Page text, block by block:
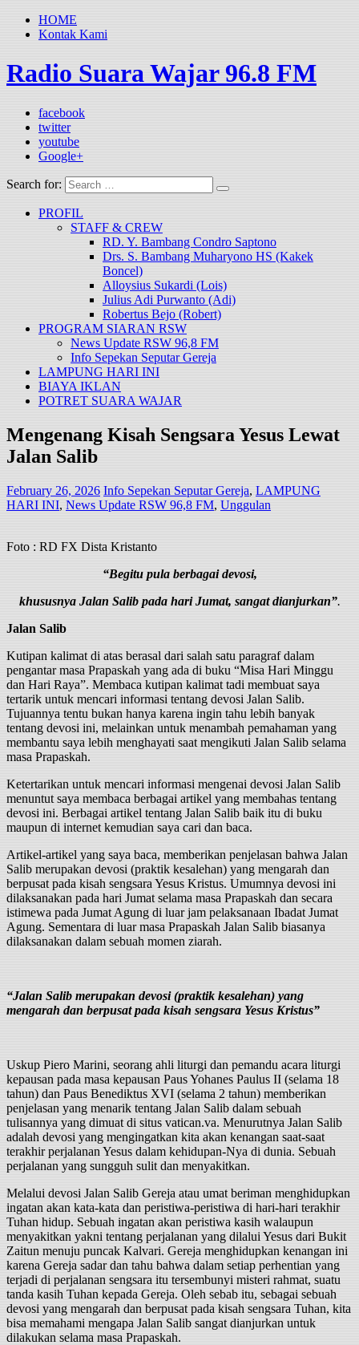
HOME
Kontak Kami
Radio Suara Wajar 96.8 FM
facebook
twitter
youtube
Google+
Search for:
PROFIL
STAFF & CREW
RD. Y. Bambang Condro Saptono
Drs. S. Bambang Muharyono HS (Kakek
Boncel)
Alloysius Sukardi (Lois)
Julius Adi Purwanto (Adi)
Robertus Bejo (Robert)
PROGRAM SIARAN RSW
News Update RSW 96,8 FM
Info Sepekan Seputar Gereja
LAMPUNG HARI INI
BIAYA IKLAN
POTRET SUARA WAJAR
Mengenang Kisah Sengsara Yesus Lewat
Jalan Salib
February 26, 2026 Info Sepekan Seputar Gereja, LAMPUNG
HARI INI, News Update RSW 96,8 FM, Unggulan
Foto : RD FX Dista Kristanto
“Begitu pula berbagai devosi,
khususnya Jalan Salib pada hari Jumat, sangat dianjurkan”.
Jalan Salib
Kutipan kalimat di atas berasal dari salah satu paragraf dalam
pengantar masa Prapaskah yang ada di buku “Misa Hari Minggu
dan Hari Raya”. Membaca kutipan kalimat tadi membuat saya
tertarik untuk mencari informasi tentang devosi Jalan Salib.
Tujuannya tentu bukan hanya karena ingin tahu lebih banyak
tentang devosi ini, melainkan untuk menambah pemahaman yang
membantu saya lebih menghayati saat mengikuti Jalan Salib selama
masa Prapaskah.
Ketertarikan untuk mencari informasi mengenai devosi Jalan Salib
menuntut saya membaca berbagai artikel yang membahas tentang
devosi ini. Berbagai artikel tentang Jalan Salib baik itu di buku
maupun di internet kemudian saya cari dan baca.
Artikel-artikel yang saya baca, memberikan penjelasan bahwa Jalan
Salib merupakan devosi (praktik kesalehan) yang mengarah dan
berpusat pada kisah sengsara Yesus Kristus. Umumnya devosi ini
dilaksanakan pada hari Jumat selama masa Prapaskah dan secara
istimewa pada Jumat Agung di luar jam pelaksanaan Ibadat Jumat
Agung. Sementara di luar masa Prapaskah Jalan Salib biasanya
dilaksanakan dalam sebuah momen ziarah.
“Jalan Salib merupakan devosi (praktik kesalehan) yang
mengarah dan berpusat pada kisah sengsara Yesus Kristus”
Uskup Piero Marini, seorang ahli liturgi dan pemandu acara liturgi
kepausan pada masa kepausan Paus Yohanes Paulus II (selama 18
tahun) dan Paus Benediktus XVI (selama 2 tahun) memberikan
penjelasan yang menarik tentang Jalan Salib dalam sebuah
tulisannya yang dimuat di situs vatican.va. Menurutnya Jalan Salib
adalah devosi yang mengingatkan kita akan kenangan saat-saat
terakhir perjalanan Yesus dalam kehidupan-Nya di dunia. Sebuah
perjalanan yang sungguh sulit dan menyakitkan.
Melalui devosi Jalan Salib Gereja atau umat beriman menghidupkan
ingatan akan kata-kata dan peristiwa-peristiwa di hari-hari terakhir
Tuhan hidup. Sebuah ingatan akan peristiwa kasih walaupun
menyakitkan yakni tentang perjalanan yang dilalui Yesus dari Bukit
Zaitun menuju puncak Kalvari. Gereja menghidupkan kenangan ini
karena Gereja sadar dan tahu bahwa dalam setiap perhentian yang
terjadi di perjalanan sengsara itu tersembunyi misteri rahmat, suatu
tanda kasih Tuhan kepada Gereja. Oleh sebab itu, sebagai sebuah
devosi yang mengarah dan berpusat pada kisah sengsara Tuhan, kita
bisa memahami mengapa Jalan Salib sangat dianjurkan untuk
dilakukan selama masa Prapaskah.